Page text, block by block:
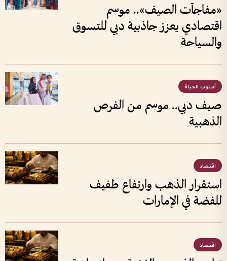
«مفاجآت الصيف».. موسم
اقتصادي يعزز جاذبية دبي للتسوق
والسياحة
أسلوب الحياة
صيف دبي.. موسم من الفرص
الذهبية
اقتصاد
استقرار الذهب وارتفاع طفيف
للفضة في الإمارات
اقتصاد